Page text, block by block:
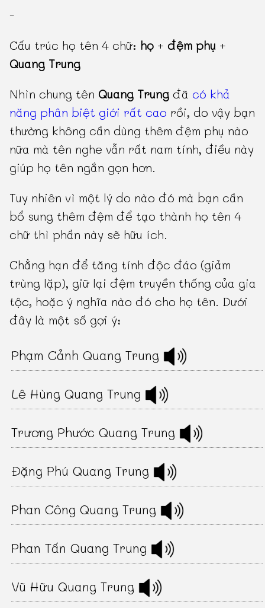
-
Cấu trúc họ tên 4 chữ: họ +đệm phụ +
Quang Trung
Nhìn chung tên Quang Trung đã có khả
năng phân biệt giới rất cao rồi, do vậy bạn
thường không cần dùng thêm đệm phụ nào
nữa mà tên nghe vẫn rất nam tính, điều này
giúp họ tên ngắn gọn hơn.
Tuy nhiên vì một lý do nào đó mà bạn cần
bổ sung thêm đệm để tạo thành họ tên 4
chữ thì phần này sẽ hữu ích.
Chẳng hạn để tăng tính độc đáo (giảm
trùng lặp), giữ lại đệm truyền thống của gia
tộc, hoặc ý nghĩa nào đó cho họ tên. Dưới
đây là một số gợi ý:
Phạm Cảnh Quang Trung
Lê Hùng Quang Trung
Trương Phước Quang Trung
Đặng Phú Quang Trung
Phan Công Quang Trung
Phan Tấn Quang Trung
Vũ Hữu Quang Trung